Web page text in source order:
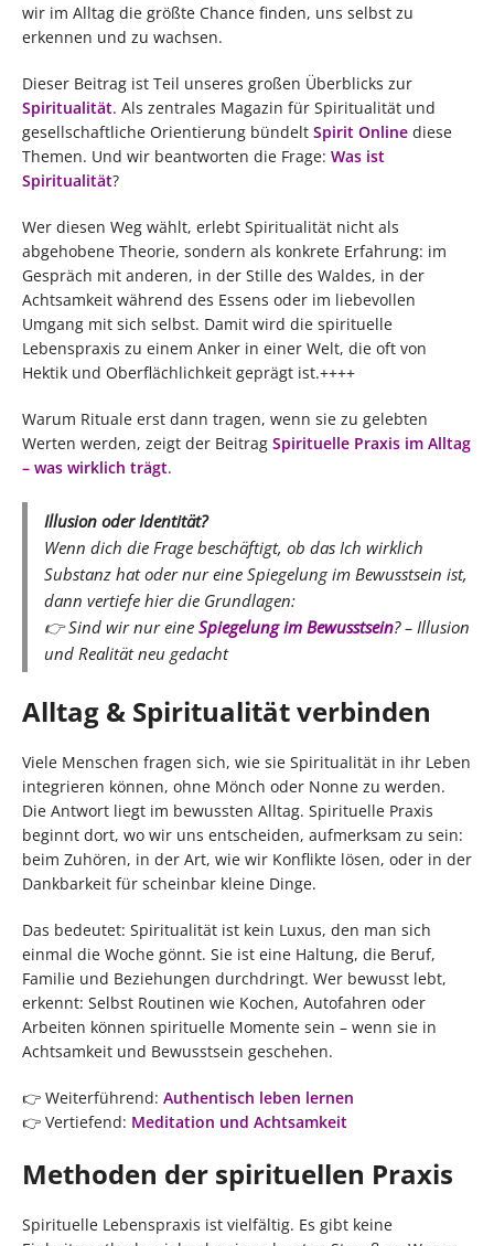
wir im Alltag die größte Chance finden, uns selbst zu
erkennen und zu wachsen.
Dieser Beitrag ist Teil unseres großen Überblicks zur
Spiritualität. Als zentrales Magazin für Spiritualität und
gesellschaftliche Orientierung bündelt Spirit Online diese
Themen. Und wir beantworten die Frage: Was ist
Spiritualität?
Wer diesen Weg wählt, erlebt Spiritualität nicht als
abgehobene Theorie, sondern als konkrete Erfahrung: im
Gespräch mit anderen, in der Stille des Waldes, in der
Achtsamkeit während des Essens oder im liebevollen
Umgang mit sich selbst. Damit wird die spirituelle
Lebenspraxis zu einem Anker in einer Welt, die oft von
Hektik und Oberflächlichkeit geprägt ist.++++
Warum Rituale erst dann tragen, wenn sie zu gelebten
Werten werden, zeigt der Beitrag Spirituelle Praxis im Alltag
– was wirklich trägt.
Illusion oder Identität?
Wenn dich die Frage beschäftigt, ob das Ich wirklich
Substanz hat oder nur eine Spiegelung im Bewusstsein ist,
dann vertiefe hier die Grundlagen:
👉Sind wir nur eine Spiegelung im Bewusstsein? – Illusion
und Realität neu gedacht
Alltag & Spiritualität verbinden
Viele Menschen fragen sich, wie sie Spiritualität in ihr Leben
integrieren können, ohne Mönch oder Nonne zu werden.
Die Antwort liegt im bewussten Alltag. Spirituelle Praxis
beginnt dort, wo wir uns entscheiden, aufmerksam zu sein:
beim Zuhören, in der Art, wie wir Konflikte lösen, oder in der
Dankbarkeit für scheinbar kleine Dinge.
Das bedeutet: Spiritualität ist kein Luxus, den man sich
einmal die Woche gönnt. Sie ist eine Haltung, die Beruf,
Familie und Beziehungen durchdringt. Wer bewusst lebt,
erkennt: Selbst Routinen wie Kochen, Autofahren oder
Arbeiten können spirituelle Momente sein – wenn sie in
Achtsamkeit und Bewusstsein geschehen.
👉 Weiterführend: Authentisch leben lernen
👉 Vertiefend: Meditation und Achtsamkeit
Methoden der spirituellen Praxis
Spirituelle Lebenspraxis ist vielfältig. Es gibt keine